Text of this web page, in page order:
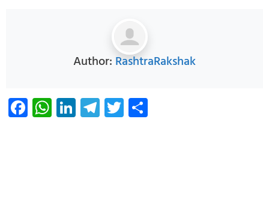
Author: RashtraRakshak
Facebook
WhatsApp
LinkedIn
Telegram
Twitter